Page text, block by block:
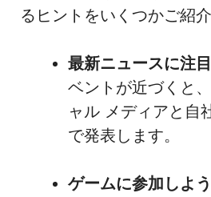
るヒントをいくつかご紹介
最新ニュースに注
ベントが近づくと
ャル メディアと自
で発表します。
ゲームに参加しよう